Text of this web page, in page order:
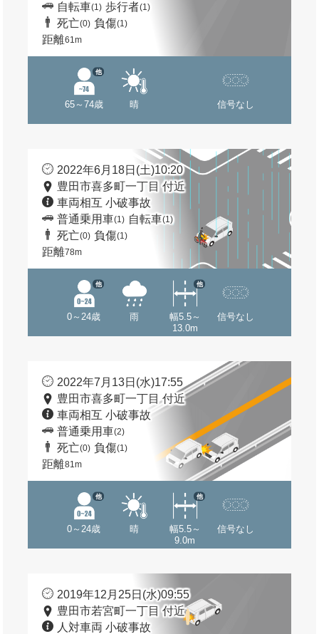
自転車(1) 歩行者(1)
死亡(0) 負傷(1)
距離61m
65～74歳
他
晴 信号なし
2022年6月18日(土)10:20
豊田市喜多町一丁目 付近
車両相互 小破事故
普通乗用車(1) 自転車(1)
死亡(0) 負傷(1)
距離78m
0～24歳
他
雨
幅5.5～
13.0m
他
信号なし
2022年7月13日(水)17:55
豊田市喜多町一丁目 付近
車両相互 小破事故
普通乗用車(2)
死亡(0) 負傷(1)
距離81m
0～24歳
他
晴
幅5.5～
9.0m
他
信号なし
2019年12月25日(水)09:55
豊田市若宮町一丁目 付近
人対車両 小破事故